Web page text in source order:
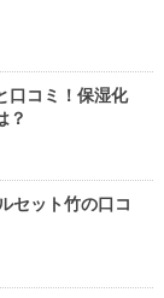
口コミ！保湿化
？
セット竹の口コ